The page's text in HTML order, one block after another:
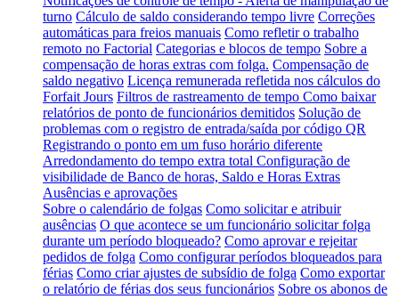
turno Cálculo de saldo considerando tempo livre Correções
automáticas para freios manuais Como refletir o trabalho
remoto no Factorial Categorias e blocos de tempo Sobre a
compensação de horas extras com folga. Compensação de
saldo negativo Licença remunerada refletida nos cálculos do
Forfait Jours Filtros de rastreamento de tempo Como baixar
relatórios de ponto de funcionários demitidos Solução de
problemas com o registro de entrada/saída por código QR
Registrando o ponto em um fuso horário diferente
Arredondamento do tempo extra total Configuração de
visibilidade de Banco de horas, Saldo e Horas Extras
Ausências e aprovações
Sobre o calendário de folgas Como solicitar e atribuir
ausências O que acontece se um funcionário solicitar folga
durante um período bloqueado? Como aprovar e rejeitar
pedidos de folga Como configurar períodos bloqueados para
férias Como criar ajustes de subsídio de folga Como exportar
o relatório de férias dos seus funcionários Sobre os abonos de